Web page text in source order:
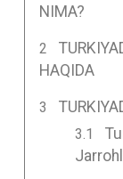
NIMA?
HAQIDA